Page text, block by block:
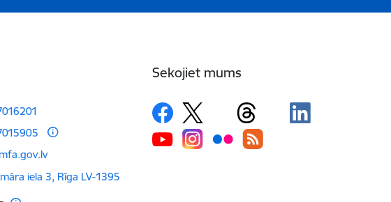
iela 3, Rīga LV-1395
Sekojiet mums